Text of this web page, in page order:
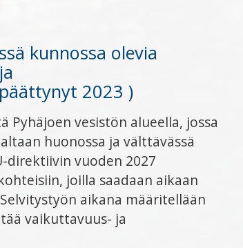
kunnossa olevia
2023 )
vesistön alueella, jossa
huonossa ja välttävässä
direktiivin vuoden 2027
joilla saadaan aikaan
aikana määritellään
vaikuttavuus- ja